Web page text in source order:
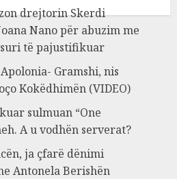
drejtorin Skerdi
Nano për abuzim me
të pajustifikuar
Gramshi, nis
Kokëdhimën (VIDEO)
sulmuan “One
A u vodhën serverat?
ja çfarë dënimi
Antonela Berishën